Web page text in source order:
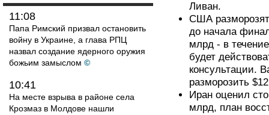
11:08
Папа Римский призвал остановить
войну в Украине, а глава РПЦ
назвал создание ядерного оружия
божьим замыслом ©
10:41
На месте взрыва в районе села
Крозмаз в Молдове нашли
Ливан.
США
до начала
млрд - в
будет
консультации.
разморозить
Иран оценил
млрд, план